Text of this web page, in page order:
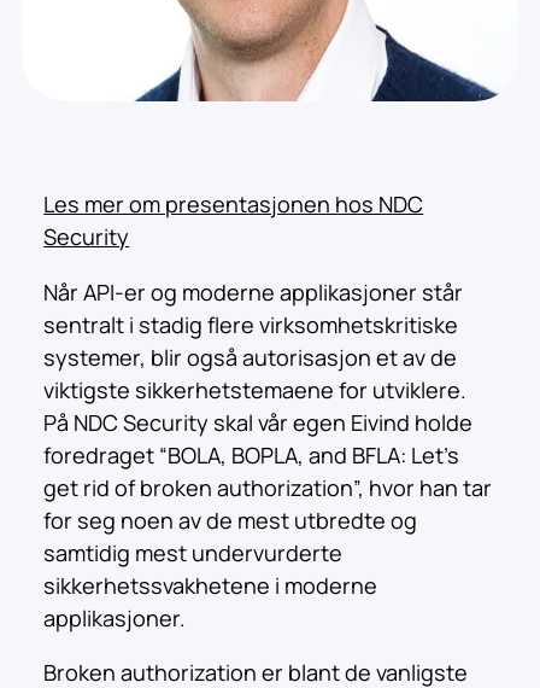
Les mer om presentasjonen hos NDC
Security
Når API-er og moderne applikasjoner står
sentralt i stadig flere virksomhetskritiske
systemer, blir også autorisasjon et av de
viktigste sikkerhetstemaene for utviklere.
På NDC Security skal vår egen Eivind holde
foredraget “BOLA, BOPLA, and BFLA: Let’s
get rid of broken authorization”, hvor han tar
for seg noen av de mest utbredte og
samtidig mest undervurderte
sikkerhetssvakhetene i moderne
applikasjoner.
Broken authorization er blant de vanligste